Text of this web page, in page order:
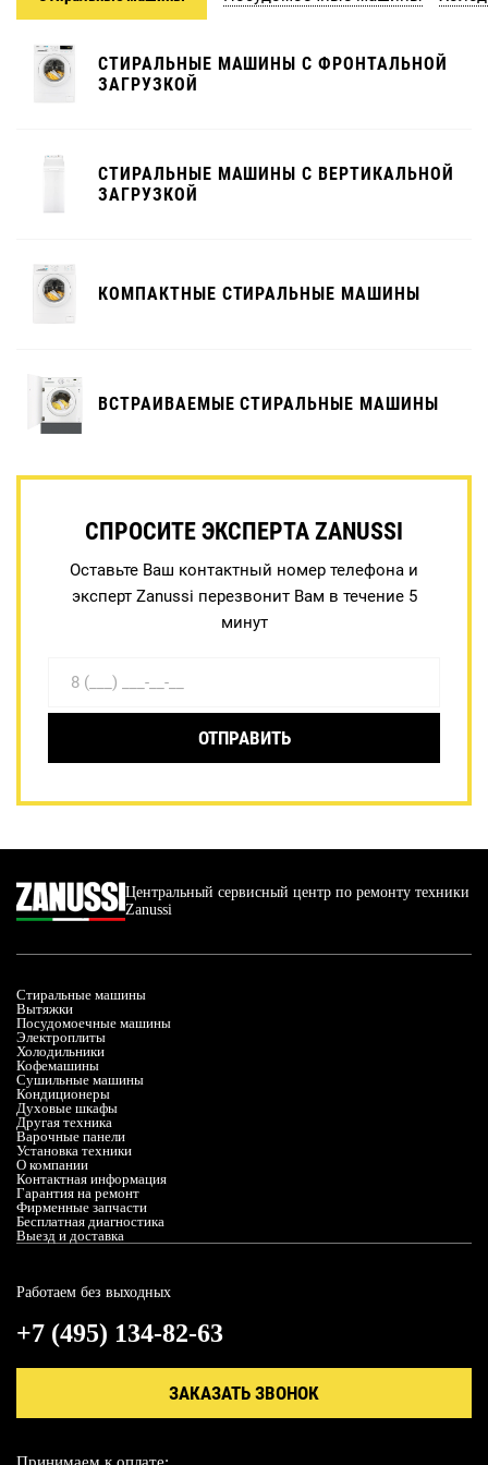
СТИРАЛЬНЫЕ МАШИНЫ С ФРОНТАЛЬНОЙ
ЗАГРУЗКОЙ
СТИРАЛЬНЫЕ МАШИНЫ С ВЕРТИКАЛЬНОЙ
ЗАГРУЗКОЙ
КОМПАКТНЫЕ СТИРАЛЬНЫЕ МАШИНЫ
ВСТРАИВАЕМЫЕ СТИРАЛЬНЫЕ МАШИНЫ
СПРОСИТЕ ЭКСПЕРТА ZANUSSI
Оставьте Ваш контактный номер телефона и
эксперт Zanussi перезвонит Вам в течение 5
минут
ОТПРАВИТЬ
Центральный сервисный центр по ремонту техники
Zanussi
Стиральные машины
Вытяжки
Посудомоечные машины
Электроплиты
Холодильники
Кофемашины
Сушильные машины
Кондиционеры
Духовые шкафы
Другая техника
Варочные панели
Установка техники
О компании
Контактная информация
Гарантия на ремонт
Фирменные запчасти
Бесплатная диагностика
Выезд и доставка
Работаем без выходных
+7 (495) 134-82-63
ЗАКАЗАТЬ ЗВОНОК